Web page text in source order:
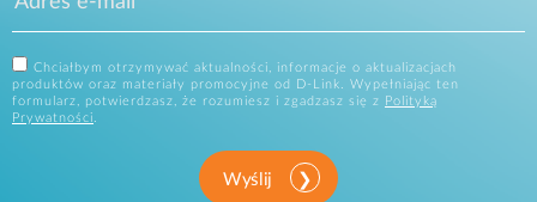
Chciałbym otrzymywać aktualności, informacje o aktualizacjach
produktów oraz materiały promocyjne od D-Link. Wypełniając ten
formularz, potwierdzasz, że rozumiesz i zgadzasz się z
Polityką
Prywatności.
Wyślij